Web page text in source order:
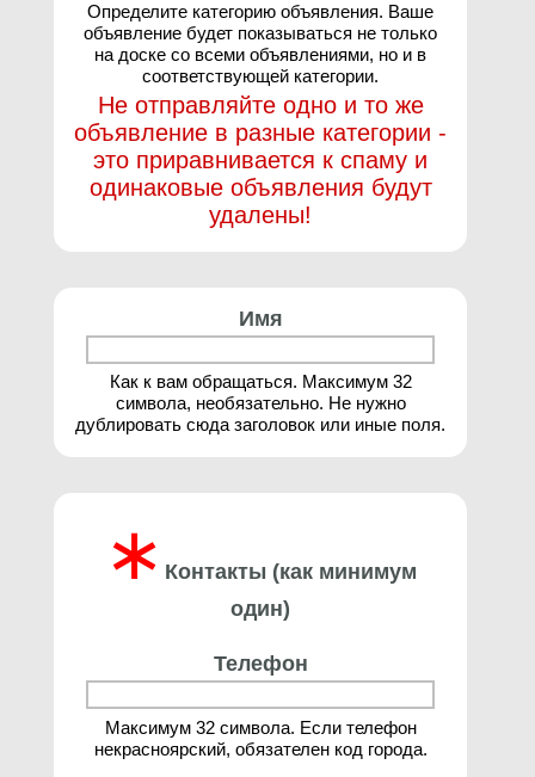
Определите категорию объявления. Ваше
объявление будет показываться не только
на доске со всеми объявлениями, но и в
соответствующей категории.
Не отправляйте одно и то же
объявление в разные категории -
это приравнивается к спаму и
одинаковые объявления будут
удалены!
Имя
Как к вам обращаться. Максимум 32
символа, необязательно. Не нужно
дублировать сюда заголовок или иные поля.
∗ Контакты (как минимум
один)
Телефон
Максимум 32 символа. Если телефон
некрасноярский, обязателен код города.